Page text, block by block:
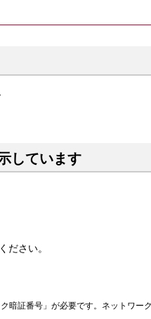
しています
ださい。
暗証番号」が必要です。ネットワー